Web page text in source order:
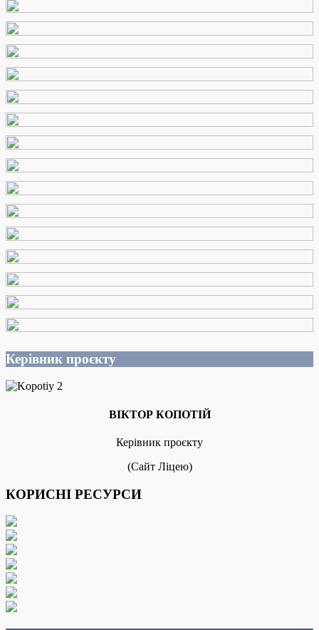
Керівник проєкту
ВІКТОР КОПОТІЙ
Керівник проєкту
(Сайт Ліцею)
КОРИСНІ РЕСУРСИ